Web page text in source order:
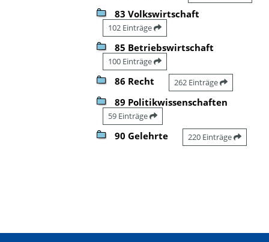
83 Volkswirtschaft
102 Einträge
85 Betriebswirtschaft
100 Einträge
86 Recht 262 Einträge
89 Politikwissenschaften
59 Einträge
90 Gelehrte 220 Einträge